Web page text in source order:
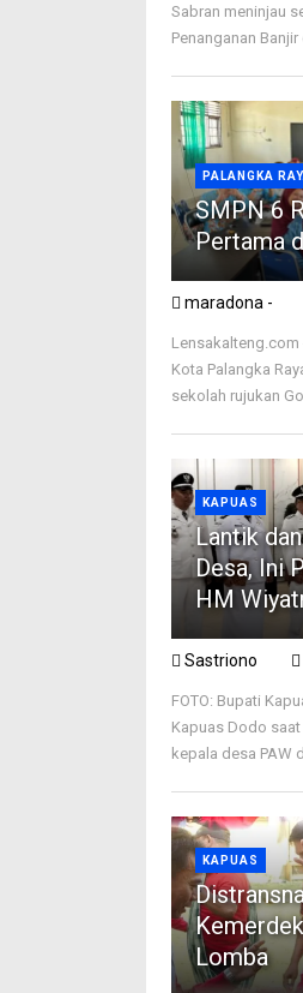
Sabran meninjau
Penanganan Banjir
PALANGKA
SMPN 6
Pertama
maradona -
Lensakalteng.com
Kota Palangka
sekolah rujukan
KAPUAS
Lantik
Desa, Ini
HM
Sastriono
FOTO: Bupati
Kapuas Dodo
kepala desa PAW
KAPUAS
Lomba